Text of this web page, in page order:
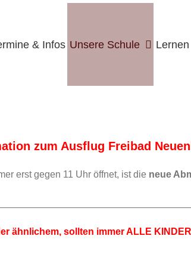
& Infos Unsere Schule Lernen
zum Ausflug Freibad
erst gegen 11 Uhr öffnet, ist die neue
ähnlichem, sollten immer ALLE